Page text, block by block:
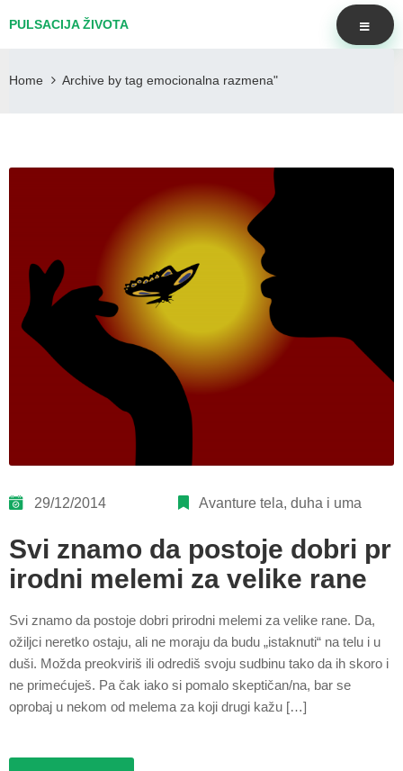
PULSACIJA ŽIVOTA
Home Archive by tag emocionalna razmena"
29/12/2014 Avanture tela, duha i uma
Svi znamo da postoje dobri pr
irodni melemi za velike rane
Svi znamo da postoje dobri prirodni melemi za velike rane. Da,
ožiljci neretko ostaju, ali ne moraju da budu „istaknuti“ na telu i u
duši. Možda preokviriš ili odrediš svoju sudbinu tako da ih skoro i
ne primećuješ. Pa čak iako si pomalo skeptičan/na, bar se
oprobaj u nekom od melema za koji drugi kažu […]